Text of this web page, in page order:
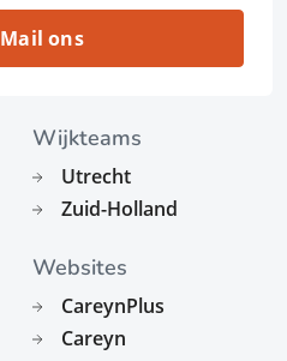
Mail ons
Wijkteams
Utrecht
Zuid-Holland
Websites
CareynPlus
Careyn